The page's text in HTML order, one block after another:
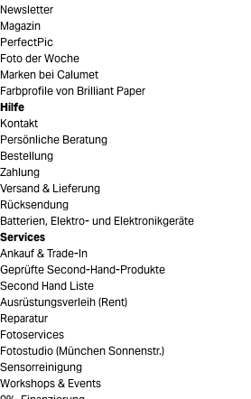
Newsletter
Magazin
PerfectPic
Foto der Woche
Marken bei Calumet
Farbprofile von Brilliant Paper
Hilfe
Kontakt
Persönliche Beratung
Bestellung
Zahlung
Versand & Lieferung
Rücksendung
Batterien, Elektro- und Elektronikgeräte
Services
Ankauf & Trade-In
Geprüfte Second-Hand-Produkte
Second Hand Liste
Ausrüstungsverleih (Rent)
Reparatur
Fotoservices
Fotostudio (München Sonnenstr.)
Sensorreinigung
Workshops & Events